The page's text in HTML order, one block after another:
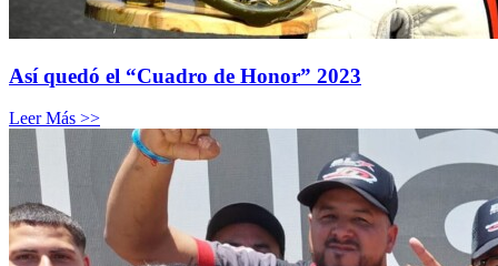
Así quedó el “Cuadro de Honor” 2023
Leer Más >>